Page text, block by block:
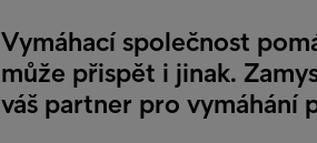
Vymáhací společnost
může přispět i jinak.
váš partner pro vymáhání